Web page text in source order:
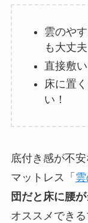
雲のや
も大丈夫
直接敷
床に置
い！
底付き感が不
マットレス「
団だと床に腰
オススメできる